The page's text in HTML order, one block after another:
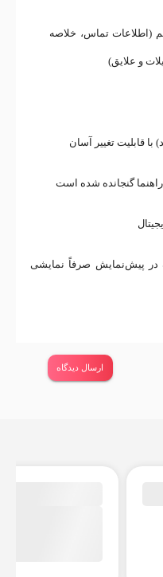
تماس، خلاصه
و علایق)
قابلیت تغییر آسان
راهنما گنجانده شده است
در پیش‌نمایش صرفاً نمایشی
ارسال دیدگاه